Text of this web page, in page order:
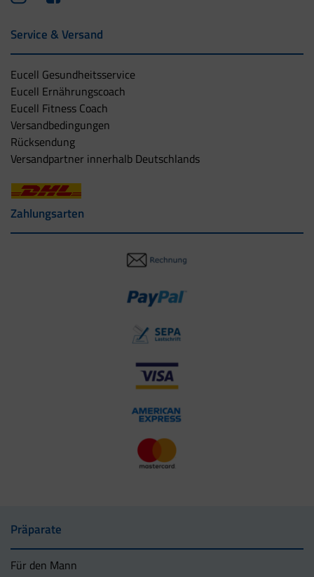
Service & Versand
Eucell Gesundheitsservice
Eucell Ernährungscoach
Eucell Fitness Coach
Versandbedingungen
Rücksendung
Versandpartner innerhalb Deutschlands
Zahlungsarten
Präparate
Für den Mann